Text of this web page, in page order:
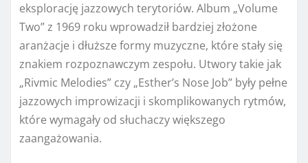
eksplorację jazzowych terytoriów. Album „Volume
Two” z 1969 roku wprowadził bardziej złożone
aranżacje i dłuższe formy muzyczne, które stały się
znakiem rozpoznawczym zespołu. Utwory takie jak
„Rivmic Melodies” czy „Esther’s Nose Job” były pełne
jazzowych improwizacji i skomplikowanych rytmów,
które wymagały od słuchaczy większego
zaangażowania.